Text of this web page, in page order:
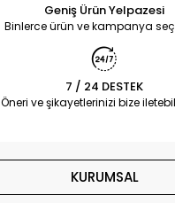
Geniş Ürün Yelpazesi
Binlerce ürün ve kampanya
7 / 24 DESTEK
Öneri ve şikayetlerinizi bize
KURUMSAL